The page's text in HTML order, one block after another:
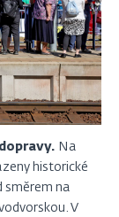
Na
historické
směrem na
V